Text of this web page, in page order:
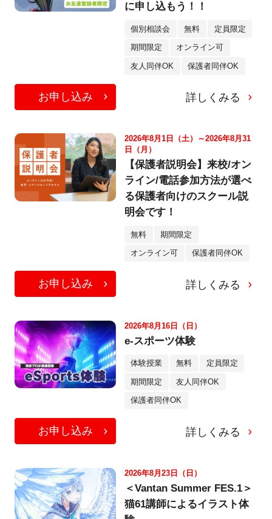
に申し込もう！！
個別相談会 無料 定員限定
期間限定 オンライン可
友人同伴OK 保護者同伴OK
お申し込み 詳しくみる
2026年8月1日（土）～2026年8月31
日（月）
【保護者説明会】来校/オン
ライン/電話参加方法が選べ
る保護者向けのスクール説
明会です！
無料 期間限定
オンライン可 保護者同伴OK
お申し込み 詳しくみる
2026年8月16日（日）
e-スポーツ体験
体験授業 無料 定員限定
期間限定 友人同伴OK
保護者同伴OK
お申し込み 詳しくみる
2026年8月23日（日）
＜Vantan Summer FES.1＞
猫61講師によるイラスト体